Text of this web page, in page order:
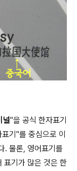
널"을 공식 한자표기
기"를 중심으로 이
. 물론, 영어표기를
표기가 많은 것은 한